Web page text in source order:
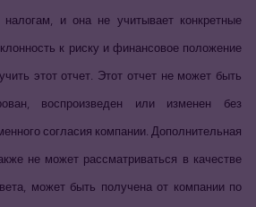
и она не учитывает конкретные
к риску и финансовое положение
этот отчет. Этот отчет не может быть
воспроизведен или изменен без
согласия компании. Дополнительная
не может рассматриваться в качестве
может быть получена от компании по